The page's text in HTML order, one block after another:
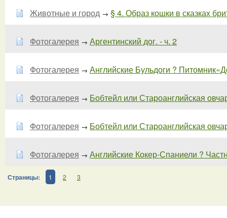
Животные и город → § 4. Образ кошки в сказках
Фотогалерея → Аргентинский дог. - ч. 2
Фотогалерея → Английские Бульдоги ?
Фотогалерея → Бобтейл или Староанглийская
Фотогалерея → Бобтейл или Староанглийская
Фотогалерея → Английские Кокер-Спаниели ?
Страницы: 1 2 3